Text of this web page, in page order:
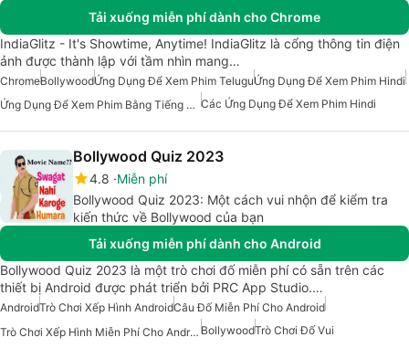
Tải xuống miễn phí dành cho Chrome
IndiaGlitz - It's Showtime, Anytime! IndiaGlitz là cổng thông tin điện
ảnh được thành lập với tầm nhìn mang…
ChromeBollywoodỨng Dụng Để Xem Phim TeluguỨng Dụng Để Xem Phim Hindi
Ứng Dụng Để Xem Phim Bằng Tiếng Hindi Các Ứng Dụng Để Xem Phim Hindi
Bollywood Quiz 2023
4.8 Miễn phí
Bollywood Quiz 2023: Một cách vui nhộn để kiểm tra
kiến thức về Bollywood của bạn
Tải xuống miễn phí dành cho Android
Bollywood Quiz 2023 là một trò chơi đố miễn phí có sẵn trên các
thiết bị Android được phát triển bởi PRC App Studio.…
AndroidTrò Chơi Xếp Hình AndroidCâu Đố Miễn Phí Cho Android
Trò Chơi Xếp Hình Miễn Phí Cho Android BollywoodTrò Chơi Đố Vui